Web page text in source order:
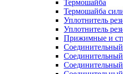
Термошайба
Термошайба
Уплотнитель
Уплотнитель
Прижимные и